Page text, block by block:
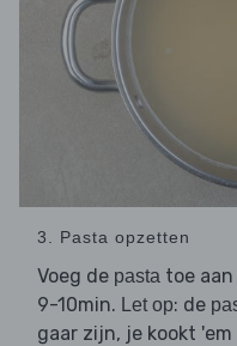
3. Pasta opzetten
Voeg de pasta toe
9-10min. Let op: de
gaar zijn, je kookt 'em